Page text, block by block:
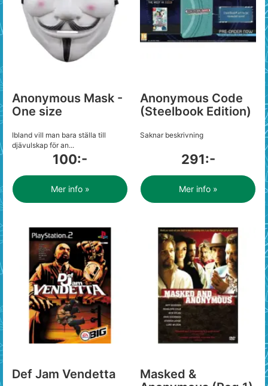
Anonymous Mask -
One size
Ibland vill man bara ställa till
djävulskap för an...
100:-
Mer info »
Anonymous Code
(Steelbook Edition)
Saknar beskrivning
291:-
Mer info »
Def Jam Vendetta
Masked &